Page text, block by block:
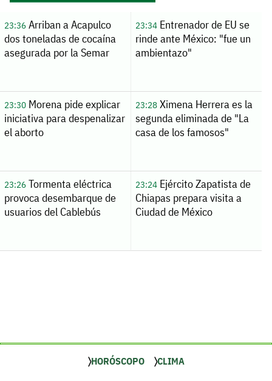
23:36Arriban a Acapulco
dos toneladas de cocaína
asegurada por la Semar
23:34Entrenador de EU se
rinde ante México: "fue un
ambientazo"
23:30Morena pide explicar
iniciativa para despenalizar
el aborto
23:28Ximena Herrera es la
segunda eliminada de "La
casa de los famosos"
23:26Tormenta eléctrica
provoca desembarque de
usuarios del Cablebús
23:24Ejército Zapatista de
Chiapas prepara visita a
Ciudad de México
HORÓSCOPO CLIMA